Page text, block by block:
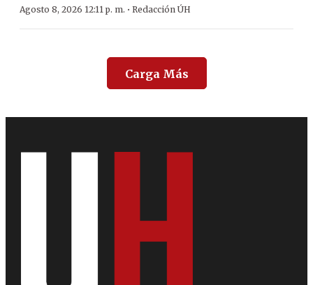
Agosto 8, 2026 12:11 p. m. · Redacción ÚH
Carga Más